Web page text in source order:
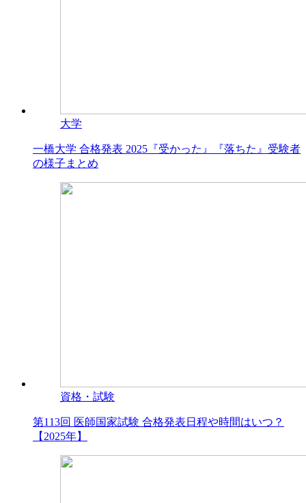
大学
一橋大学 合格発表 2025『受かった』『落ちた』受験者
の様子まとめ
資格・試験
第113回 医師国家試験 合格発表日程や時間はいつ？
【2025年】